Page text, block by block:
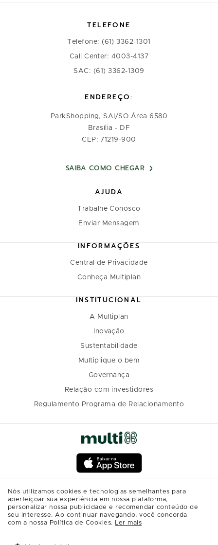
TELEFONE
Telefone: (61) 3362-1301
Call Center: 4003-4137
SAC: (61) 3362-1309
ENDEREÇO:
ParkShopping, SAI/SO Área 6580
Brasília - DF
CEP: 71219-900
SAIBA COMO CHEGAR
AJUDA
Trabalhe Conosco
Enviar Mensagem
INFORMAÇÕES
Central de Privacidade
Conheça Multiplan
INSTITUCIONAL
A Multiplan
Inovação
Sustentabilidade
Multiplique o bem
Governança
Relação com investidores
Regulamento Programa de Relacionamento
Nós utilizamos cookies e tecnologias semelhantes para
aperfeiçoar sua experiência em nossa plataforma,
personalizar nossa publicidade e recomendar conteúdo de
seu interesse. Ao continuar navegando, você concorda
com a nossa Política de Cookies. Ler mais